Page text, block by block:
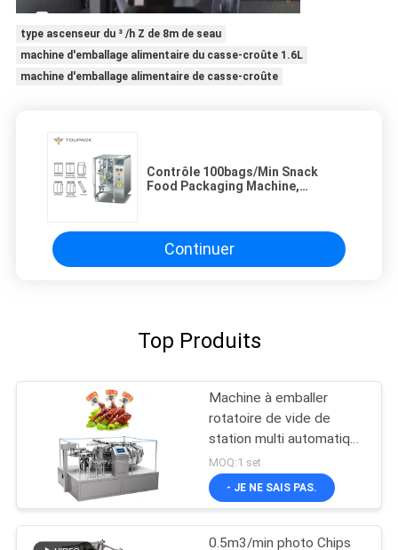
type ascenseur du ³ /h Z de 8m de seau
machine d'emballage alimentaire du casse-croûte 1.6L
machine d'emballage alimentaire de casse-croûte
Contrôle 100bags/Min Snack
Food Packaging Machine,
Continuer
Top Produits
Machine à emballer
rotatoire de vide de
station multi automatique
pour le casse-croûte
MOQ:1 set
- JE NE SAIS PAS.
0.5m3/min photo Chips